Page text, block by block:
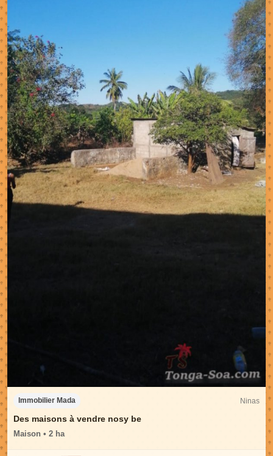
Immobilier Mada Ninas
Des maisons à vendre nosy be
Maison • 2 ha